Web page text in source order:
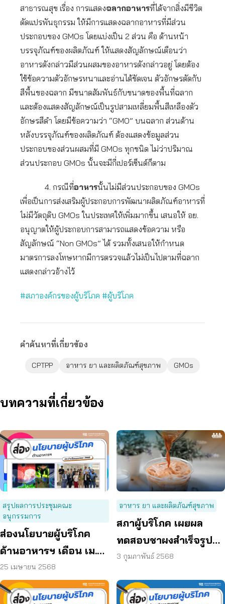
สาธารณสุข เรื่อง การแสดงฉลากอาหารที่ได้จากสิ่งมีชีวิต
ดัดแปรพันธุกรรม ให้มีการแสดงฉลากอาหารที่มีส่วน
ประกอบของ GMOs โดยแบ่งเป็น 2 ส่วน คือ ด้านหน้า
บรรจุภัณฑ์ของผลิตภัณฑ์ ให้แสดงสัญลักษณ์เตือนว่า
อาหารดังกล่าวมีส่วนผสมของอาหารดังกล่าวอยู่ โดยต้อง
ใช้ข้อความตัวอักษรหนาและอ่านได้ชัดเจน ตัวอักษรตัดกับ
สีพื้นของฉลาก มีขนาดสัมพันธ์กับขนาดของพื้นที่ฉลาก
และต้องแสดงสัญลักษณ์เป็นรูปสามเหลี่ยมพื้นสีเหลืองตัว
อักษรสีดำ โดยมีข้อความว่า “GMO” บนฉลาก ส่วนด้าน
หลังบรรจุภัณฑ์ของผลิตภัณฑ์ ต้องแสดงข้อมูลส่วน
ประกอบของส่วนผสมที่มี GMOs ทุกชนิด ไม่ว่าปริมาณ
ส่วนประกอบ GMOs นั้นจะมีกี่เปอร์เซ็นต์ก็ตาม
4. กรณีที่อาหารนั้นไม่มีส่วนประกอบของ GMOs
เพื่อเป็นการส่งเสริมผู้ประกอบการพัฒนาผลิตภัณฑ์อาหารที่
ไม่มีวัตถุดิบ GMOs ในประเทศให้เพิ่มมากขึ้น เสนอให้ อย.
อนุญาตให้ผู้ประกอบการสามารถแสดงข้อความ หรือ
สัญลักษณ์ “Non GMOs” ได้ รวมทั้งเสนอให้กำหนด
มาตรการลงโทษหากมีการตรวจแล้วไม่เป็นไปตามที่ฉลาก
แสดงกล่าวอ้างไว้
#สภาองค์กรของผู้บริโภค #ผู้บริโภค
คำค้นหาที่เกี่ยวข้อง
CPTPP อาหาร ยา และผลิตภัณฑ์สุขภาพ GMOs
บทความที่เกี่ยวข้อง
สรุปผลการประชุมคณะ
อนุกรรมการ
ส่องนโยบายผู้บริโภค
ด้านอาหารฯ เดือน เม.ย.
68
25 เมษายน 2568
อาหาร ยา และผลิตภัณฑ์สุขภาพ
สภาผู้บริโภค เผยผล
ทดสอบชาผงสำเร็จรูป
พบกว่าครึ่งแสดงฉลาก
3 กุมภาพันธ์ 2568